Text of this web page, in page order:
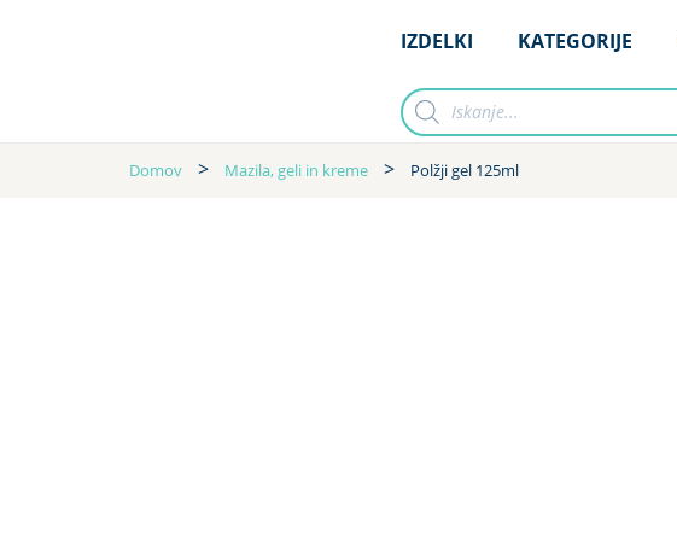
IZDELKI KATEGORIJE
IZDELKI KATEGORIJE
Domov Mazila, geli in kreme Polžji gel 125ml